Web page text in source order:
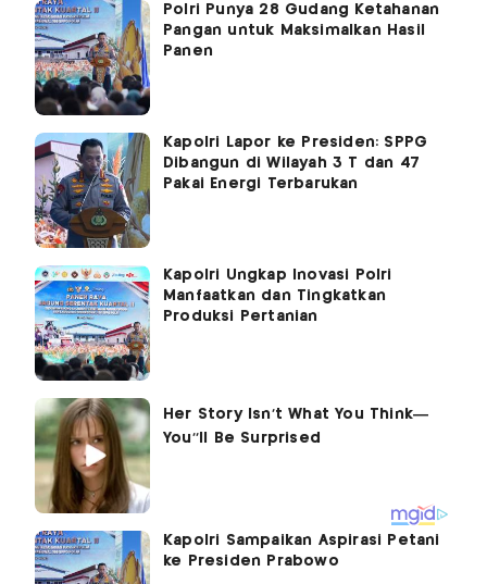
Polri Punya 28 Gudang Ketahanan
Pangan untuk Maksimalkan Hasil
Panen
Kapolri Lapor ke Presiden: SPPG
Dibangun di Wilayah 3 T dan 47
Pakai Energi Terbarukan
Kapolri Ungkap Inovasi Polri
Manfaatkan dan Tingkatkan
Produksi Pertanian
Kapolri Sampaikan Aspirasi Petani
ke Presiden Prabowo